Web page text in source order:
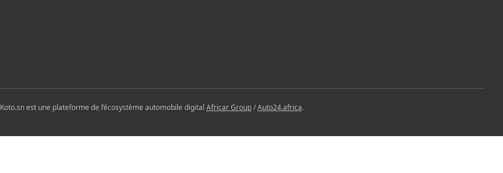
est une plateforme de l’écosystème automobile digital Africar Group/Auto24.africa.